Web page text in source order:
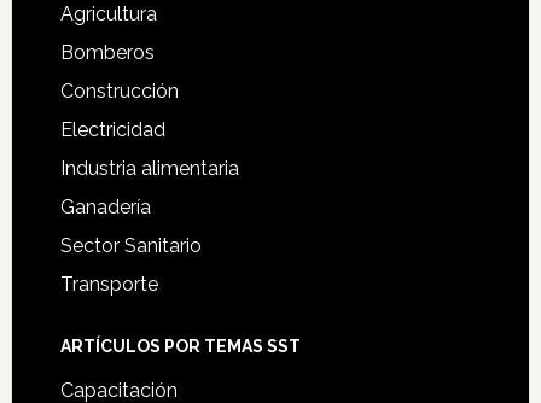
Agricultura
Bomberos
Construcción
Electricidad
Industria alimentaria
Ganadería
Sector Sanitario
Transporte
ARTÍCULOS POR TEMAS SST
Capacitación